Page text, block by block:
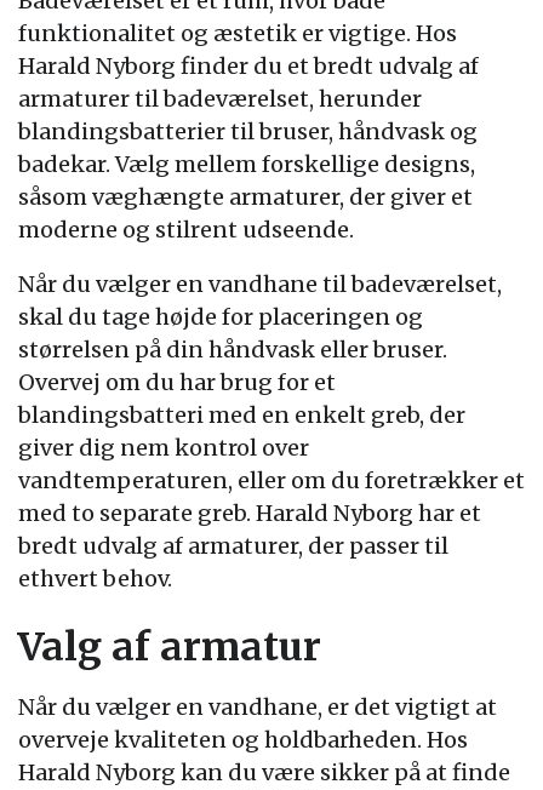
funktionalitet og æstetik er vigtige. Hos
Harald Nyborg finder du et bredt udvalg af
armaturer til badeværelset, herunder
blandingsbatterier til bruser, håndvask og
badekar. Vælg mellem forskellige designs,
såsom væghængte armaturer, der giver et
moderne og stilrent udseende.
Når du vælger en vandhane til badeværelset,
skal du tage højde for placeringen og
størrelsen på din håndvask eller bruser.
Overvej om du har brug for et
blandingsbatteri med en enkelt greb, der
giver dig nem kontrol over
vandtemperaturen, eller om du foretrækker et
med to separate greb. Harald Nyborg har et
bredt udvalg af armaturer, der passer til
ethvert behov.
Valg af armatur
Når du vælger en vandhane, er det vigtigt at
overveje kvaliteten og holdbarheden. Hos
Harald Nyborg kan du være sikker på at finde